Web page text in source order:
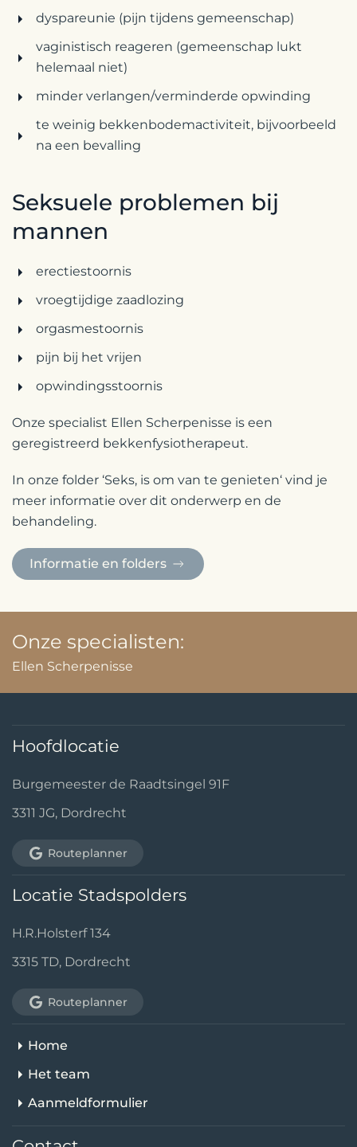
dyspareunie (pijn tijdens gemeenschap)
vaginistisch reageren (gemeenschap lukt
helemaal niet)
minder verlangen/verminderde opwinding
te weinig bekkenbodemactiviteit, bijvoorbeeld
na een bevalling
Seksuele problemen bij
mannen
erectiestoornis
vroegtijdige zaadlozing
orgasmestoornis
pijn bij het vrijen
opwindingsstoornis
Onze specialist Ellen Scherpenisse is een
geregistreerd bekkenfysiotherapeut.
In onze folder ‘Seks, is om van te genieten‘ vind je
meer informatie over dit onderwerp en de
behandeling.
Informatie en folders
Onze specialisten:
Ellen Scherpenisse
Hoofdlocatie
Burgemeester de Raadtsingel 91F
3311 JG, Dordrecht
Routeplanner
Locatie Stadspolders
H.R.Holsterf 134
3315 TD, Dordrecht
Routeplanner
Home
Het team
Aanmeldformulier